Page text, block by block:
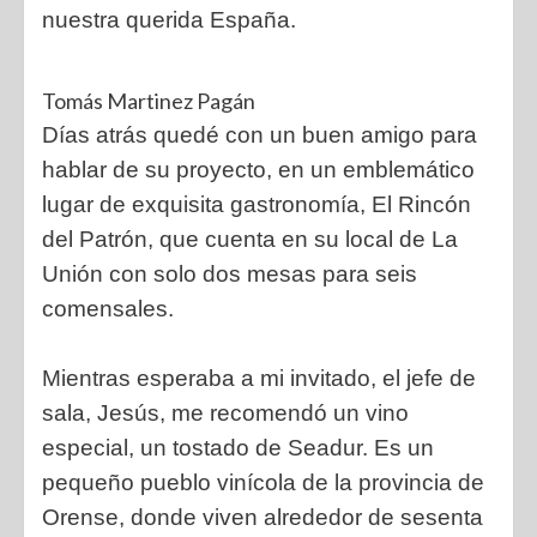
nuestra querida España.
Tomás Martinez Pagán
Días atrás quedé con un buen amigo para
hablar de su proyecto, en un emblemático
lugar de exquisita gastronomía, El Rincón
del Patrón, que cuenta en su local de La
Unión con solo dos mesas para seis
comensales.
Mientras esperaba a mi invitado, el jefe de
sala, Jesús, me recomendó un vino
especial, un tostado de Seadur. Es un
pequeño pueblo vinícola de la provincia de
Orense, donde viven alrededor de sesenta